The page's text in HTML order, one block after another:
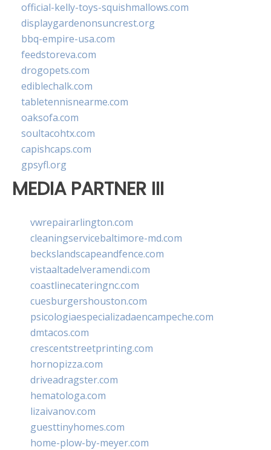
official-kelly-toys-squishmallows.com
displaygardenonsuncrest.org
bbq-empire-usa.com
feedstoreva.com
drogopets.com
ediblechalk.com
tabletennisnearme.com
oaksofa.com
soultacohtx.com
capishcaps.com
gpsyfl.org
MEDIA PARTNER III
vwrepairarlington.com
cleaningservicebaltimore-md.com
beckslandscapeandfence.com
vistaaltadelveramendi.com
coastlinecateringnc.com
cuesburgershouston.com
psicologiaespecializadaencampeche.com
dmtacos.com
crescentstreetprinting.com
hornopizza.com
driveadragster.com
hematologa.com
lizaivanov.com
guesttinyhomes.com
home-plow-by-meyer.com